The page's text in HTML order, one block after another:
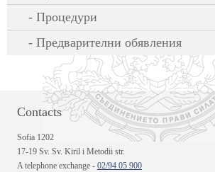
Процедури
Предварителни обявления
Contacts
Sofia 1202
17-19 Sv. Sv. Kiril i Metodii str.
A telephone exchange - 02/94 05 900